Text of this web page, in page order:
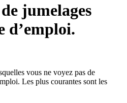
jumelages
d’emploi.
vous ne voyez pas de
Les plus courantes sont les